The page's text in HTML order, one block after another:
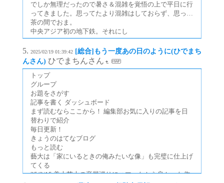
でしか無理だったので暑さ＆混雑を覚悟の上で平日に行
ってきました。思ってたより混雑はしておらず、思っ…
茶の間でおま。
中央アジア初の地下鉄。それにし
2025/02/19 01:39:42 [総合]もう一度あの日のように(ひでまち
んさん) ひでまちんさん
トップ
グループ
お題をさがす
記事を書く ダッシュボード
まず読むならここから！ 編集部お気に入りの記事を日
替わりで紹介
毎日更新！
きょうのはてなブログ
もっと読む
藝大は「家にいるときの俺みたいな像」も完璧に仕上げ
てくる
25/2/15 美大芸大の卒展巡りにハマったから良かった作